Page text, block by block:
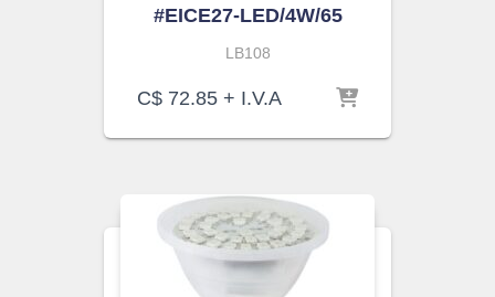
#EICE27-LED/4W/65
LB108
C$ 72.85 + I.V.A